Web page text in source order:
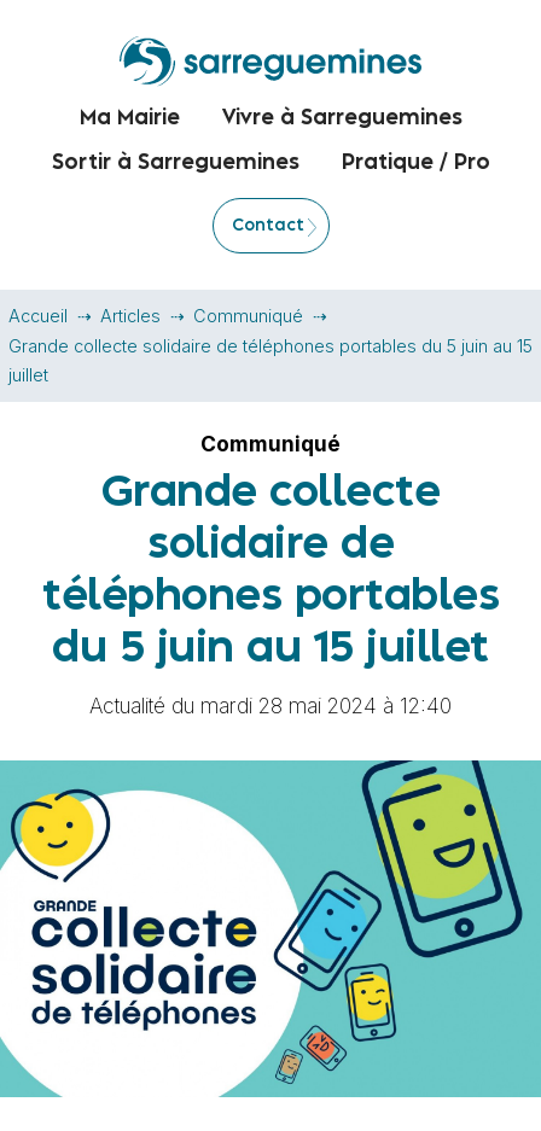
Ma Mairie Vivre à Sarreguemines
Sortir à Sarreguemines Pratique / Pro
Contact
Accueil Articles
Communiqué
Grande collecte solidaire de téléphones portables du 5 juin au 15
juillet
Communiqué
Grande collecte
solidaire de
téléphones portables
du 5 juin au 15 juillet
Actualité du mardi 28 mai 2024 à 12:40